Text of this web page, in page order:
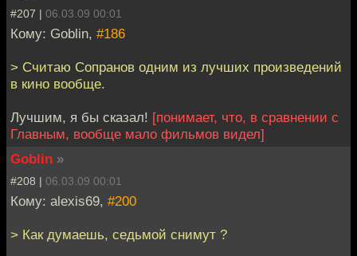
#207 | 06.03.09 00:01
Кому: Goblin, #186
> Считаю Сопранов одним из лучших произведений
в кино вообще.
Лучшим, я бы сказал! [понимает, что, в сравнении с
Главным, вообще мало фильмов видел]
Goblin »
#208 | 06.03.09 00:01
Кому: alexis69, #200
> Как думаешь, седьмой снимут ?